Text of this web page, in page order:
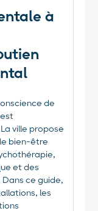
à
de
ville propose
bien-être
et des
ce guide,
les